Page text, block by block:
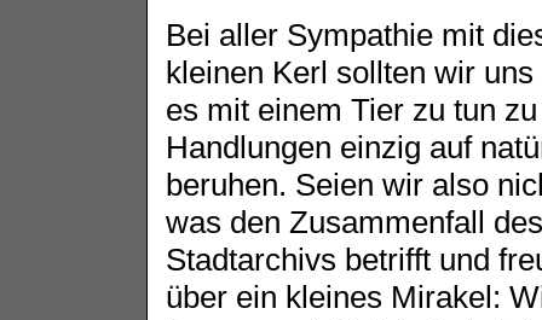
Bei aller Sympathie mit
kleinen Kerl sollten wir
es mit einem Tier zu tun
Handlungen einzig auf
beruhen. Seien wir also
was den Zusammenfall
Stadtarchivs betrifft und
über ein kleines Mirakel: